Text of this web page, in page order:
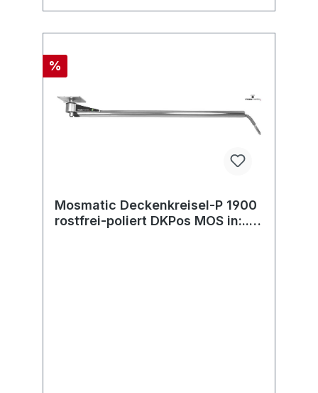
%
Mosmatic Deckenkreisel-P 1900
rostfrei-poliert DKPos MOS in:...